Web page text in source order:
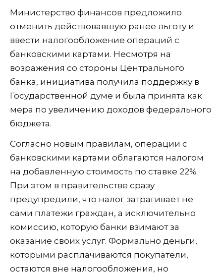
Министерство финансов предложило
отменить действовавшую ранее льготу и
ввести налогообложение операций с
банковскими картами. Несмотря на
возражения со стороны Центрального
банка, инициатива получила поддержку в
Государственной думе и была принята как
мера по увеличению доходов федерального
бюджета.
Согласно новым правилам, операции с
банковскими картами облагаются налогом
на добавленную стоимость по ставке 22%.
При этом в правительстве сразу
предупредили, что налог затрагивает не
сами платежи граждан, а исключительно
комиссию, которую банки взимают за
оказание своих услуг. Формально деньги,
которыми расплачиваются покупатели,
остаются вне налогообложения, но